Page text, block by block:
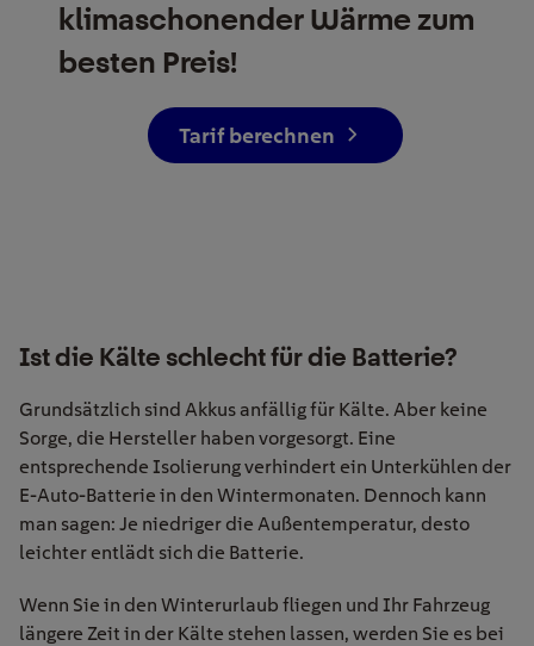
klimaschonender Wärme zum
besten Preis!
Tarif berechnen
Ist die Kälte schlecht für die Batterie?
Grundsätzlich sind Akkus anfällig für Kälte. Aber keine
Sorge, die Hersteller haben vorgesorgt. Eine
entsprechende Isolierung verhindert ein Unterkühlen der
E-Auto-Batterie in den Wintermonaten. Dennoch kann
man sagen: Je niedriger die Außentemperatur, desto
leichter entlädt sich die Batterie.
Wenn Sie in den Winterurlaub fliegen und Ihr Fahrzeug
längere Zeit in der Kälte stehen lassen, werden Sie es bei